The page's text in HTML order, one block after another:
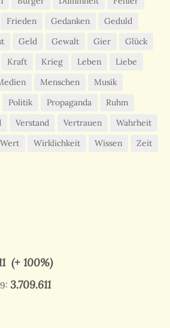
Frieden Gedanken
Geduld
Geld Gewalt Gier
Glück
Kraft Krieg Leben
Liebe
Menschen
Musik
Politik Propaganda
Ruhm
Verstand Vertrauen
Wahrheit
Wert Wirklichkeit Wissen
Zeit
(+ 100%)
3.709.611